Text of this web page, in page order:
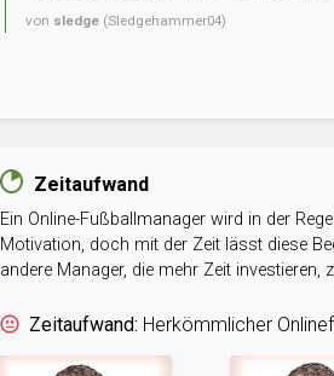
von sledge (Sledgehammer04)
Zeitaufwand
Ein Online-Fußballmanager wird in der
Motivation, doch mit der Zeit lässt diese
andere Manager, die mehr Zeit
Zeitaufwand: Herkömmlicher